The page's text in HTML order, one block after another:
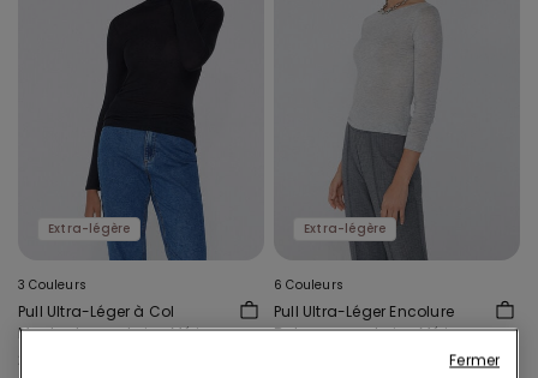
Extra-légère
3 Couleurs
Pull Ultra-Léger à Col
Montant avec Laine Mérinos
20,99 €
Extra-légère
6 Couleurs
Pull Ultra-Léger Encolure
Bateau avec Laine Mérinos
Fermer